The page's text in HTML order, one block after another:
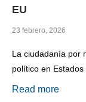
EU
23 febrero, 2026
La ciudadanía por
político en
Read more